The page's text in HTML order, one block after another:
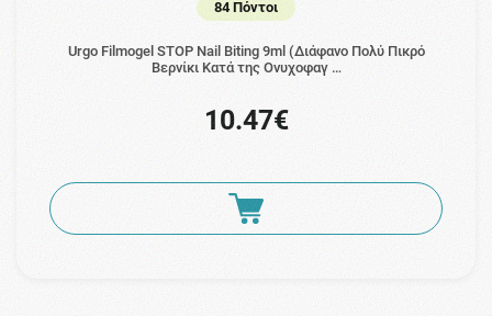
84 Πόντοι
Urgo Filmogel STOP Nail Biting 9ml (Διάφανο Πολύ Πικρό
Βερνίκι Κατά της Ονυχοφαγ …
10.47€